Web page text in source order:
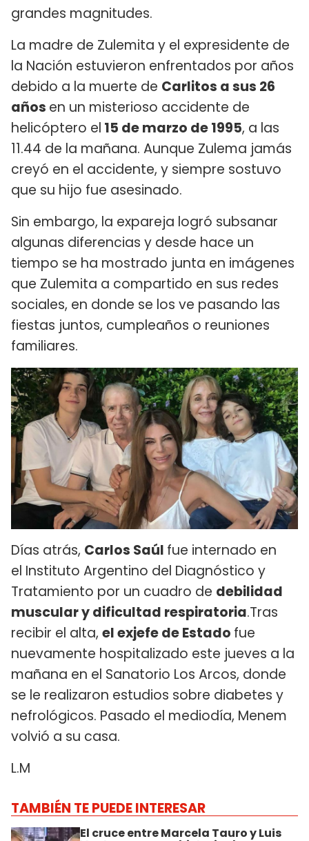
grandes magnitudes.
La madre de Zulemita y el expresidente de
la Nación estuvieron enfrentados por años
debido a la muerte de Carlitos a sus 26
años en un misterioso accidente de
helicóptero el 15 de marzo de 1995, a las
11.44 de la mañana. Aunque Zulema jamás
creyó en el accidente, y siempre sostuvo
que su hijo fue asesinado.
Sin embargo, la expareja logró subsanar
algunas diferencias y desde hace un
tiempo se ha mostrado junta en imágenes
que Zulemita a compartido en sus redes
sociales, en donde se los ve pasando las
fiestas juntos, cumpleaños o reuniones
familiares.
Días atrás, Carlos Saúl fue internado en
el Instituto Argentino del Diagnóstico y
Tratamiento por un cuadro de debilidad
muscular y dificultad respiratoria.Tras
recibir el alta, el exjefe de Estado fue
nuevamente hospitalizado este jueves a la
mañana en el Sanatorio Los Arcos, donde
se le realizaron estudios sobre diabetes y
nefrológicos. Pasado el mediodía, Menem
volvió a su casa.
L.M
TAMBIÉN TE PUEDE INTERESAR
El cruce entre Marcela Tauro y Luis